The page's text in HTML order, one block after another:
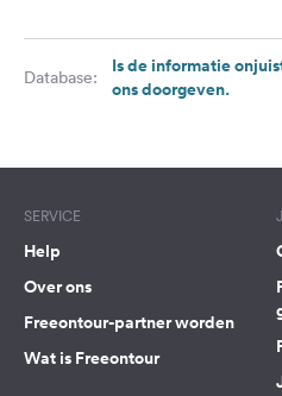
Database:
Is de informatie
ons doorgeven.
SERVICE
Help
Over ons
Freeontour-partner worden
Wat is Freeontour